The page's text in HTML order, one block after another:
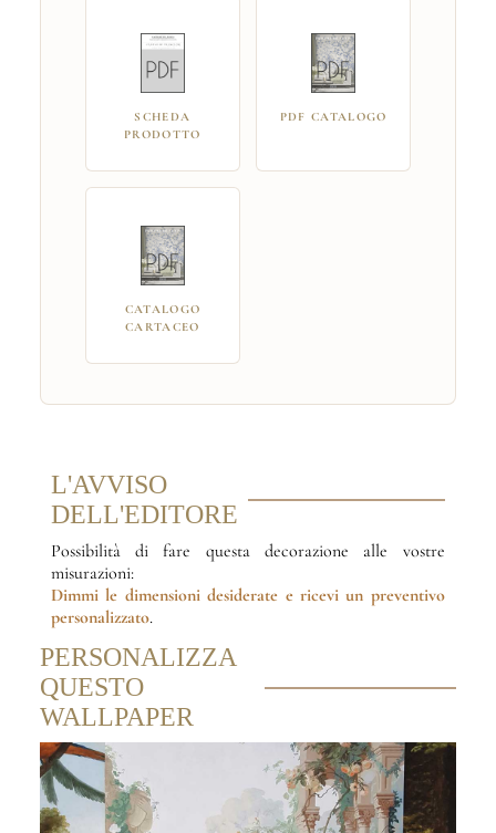
SCHEDA
PRODOTTO
PDF CATALOGO
CATALOGO
CARTACEO
L'AVVISO
DELL'EDITORE
Possibilità di fare questa decorazione alle vostre
misurazioni:
Dimmi le dimensioni desiderate e ricevi un preventivo
personalizzato.
PERSONALIZZA
QUESTO
WALLPAPER